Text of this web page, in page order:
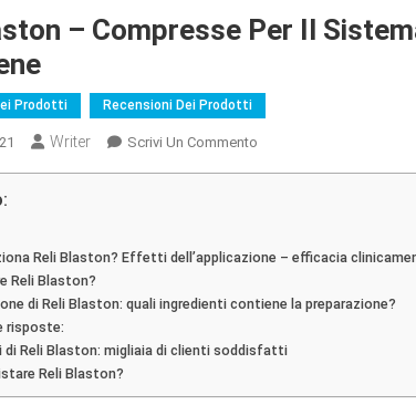
– Compresse Per Il
Prodotti Recensioni Dei Prodotti
Writer Scrivi Un Commento
Circolatorio
La
Reli Blaston? Effetti dell’applicazione – efficacia
Reli Blaston?
di Reli Blaston: quali ingredienti contiene la preparazione?
risposte:
di Reli Blaston: migliaia di clienti soddisfatti
Reli Blaston?